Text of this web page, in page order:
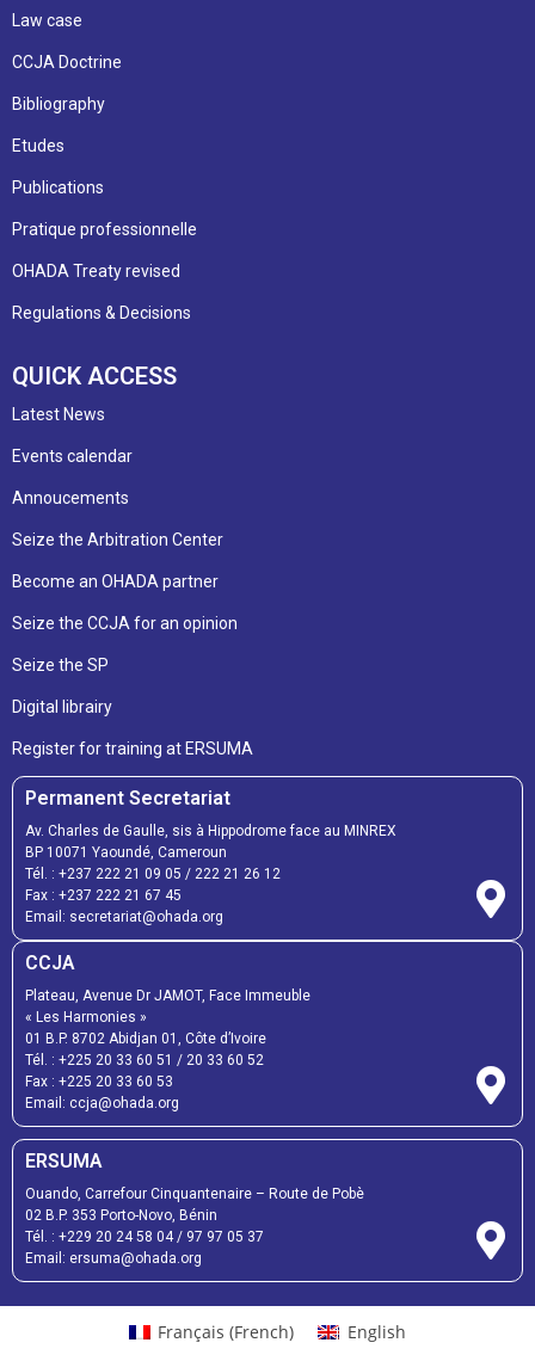
Law case
CCJA Doctrine
Bibliography
Etudes
Publications
Pratique professionnelle
OHADA Treaty revised
Regulations & Decisions
QUICK ACCESS
Latest News
Events calendar
Annoucements
Seize the Arbitration Center
Become an OHADA partner
Seize the CCJA for an opinion
Seize the SP
Digital librairy
Register for training at ERSUMA
Permanent Secretariat
Av. Charles de Gaulle, sis à Hippodrome face au MINREX
BP 10071 Yaoundé, Cameroun
Tél. : +237 222 21 09 05 / 222 21 26 12
Fax : +237 222 21 67 45
Email: secretariat@ohada.org
CCJA
Plateau, Avenue Dr JAMOT, Face Immeuble
« Les Harmonies »
01 B.P. 8702 Abidjan 01, Côte d’Ivoire
Tél. : +225 20 33 60 51 / 20 33 60 52
Fax : +225 20 33 60 53
Email: ccja@ohada.org
ERSUMA
Ouando, Carrefour Cinquantenaire – Route de Pobè
02 B.P. 353 Porto-Novo, Bénin
Tél. : +229 20 24 58 04/ 97 97 05 37
Email: ersuma@ohada.org
Français (French) English